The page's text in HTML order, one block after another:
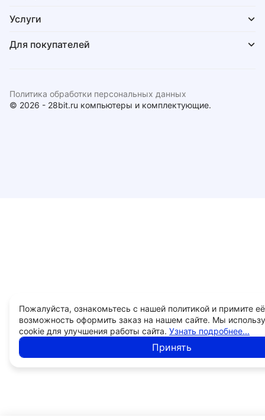
Услуги
Для покупателей
© 2026 - 28bit.ru компьютеры и комплектующие.
Политика обработки персональных данных
Пожалуйста, ознакомьтесь с нашей политикой и примите
возможность оформить заказ на нашем сайте. Мы
cookie для улучшения работы сайта. Узнать подробнее...
Принять